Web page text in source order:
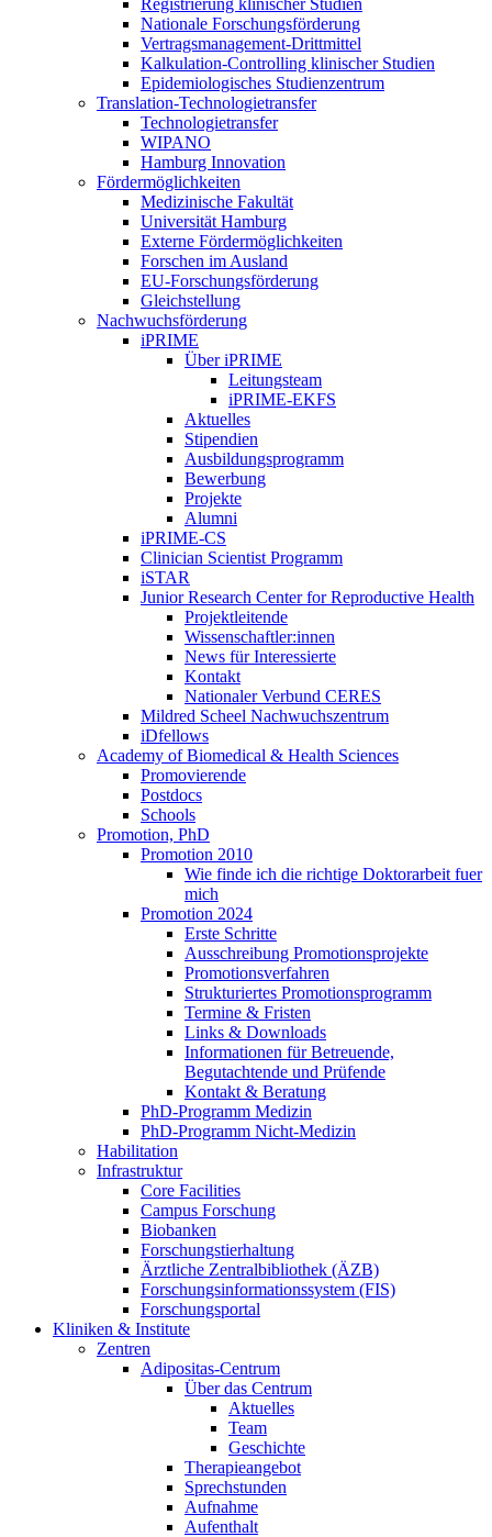
Registrierung klinischer Studien
Nationale Forschungsförderung
Vertragsmanagement-Drittmittel
Kalkulation-Controlling klinischer Studien
Epidemiologisches Studienzentrum
Translation-Technologietransfer
Technologietransfer
WIPANO
Hamburg Innovation
Fördermöglichkeiten
Medizinische Fakultät
Universität Hamburg
Externe Fördermöglichkeiten
Forschen im Ausland
EU-Forschungsförderung
Gleichstellung
Nachwuchsförderung
iPRIME
Über iPRIME
Leitungsteam
iPRIME-EKFS
Aktuelles
Stipendien
Ausbildungsprogramm
Bewerbung
Projekte
Alumni
iPRIME-CS
Clinician Scientist Programm
iSTAR
Junior Research Center for Reproductive Health
Projektleitende
Wissenschaftler:innen
News für Interessierte
Kontakt
Nationaler Verbund CERES
Mildred Scheel Nachwuchszentrum
iDfellows
Academy of Biomedical & Health Sciences
Promovierende
Postdocs
Schools
Promotion, PhD
Promotion 2010
Wie finde ich die richtige Doktorarbeit fuer
mich
Promotion 2024
Erste Schritte
Ausschreibung Promotionsprojekte
Promotionsverfahren
Strukturiertes Promotionsprogramm
Termine & Fristen
Links & Downloads
Informationen für Betreuende,
Begutachtende und Prüfende
Kontakt & Beratung
PhD-Programm Medizin
PhD-Programm Nicht-Medizin
Habilitation
Infrastruktur
Core Facilities
Campus Forschung
Biobanken
Forschungstierhaltung
Ärztliche Zentralbibliothek (ÄZB)
Forschungsinformationssystem (FIS)
Forschungsportal
Kliniken & Institute
Zentren
Adipositas-Centrum
Über das Centrum
Aktuelles
Team
Geschichte
Therapieangebot
Sprechstunden
Aufnahme
Aufenthalt